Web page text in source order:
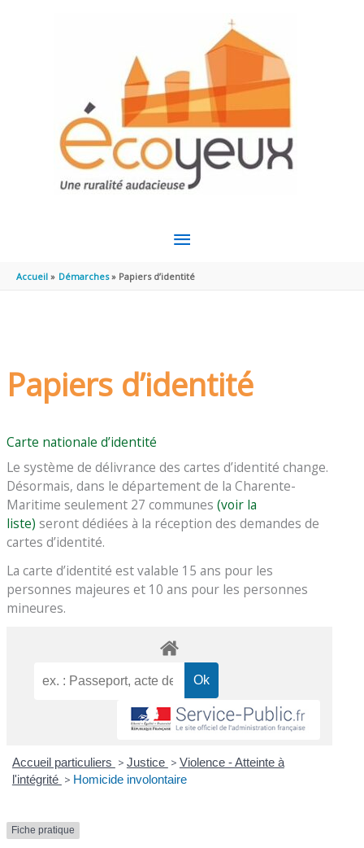
MENU
PRINCIPAL
Accueil Démarches Papiers d’identité
Papiers d’identité
Carte nationale d’identité
Le système de délivrance des cartes d’identité change.
Désormais, dans le département de la Charente-
Maritime seulement 27 communes(voir la
liste) seront dédiées à la réception des demandes de
cartes d’identité.
La carte d’identité est valable 15 ans pour les
personnes majeures et 10 ans pour les personnes
mineures.
Accueil particuliers > Justice > Violence - Atteinte à
l'intégrité > Homicide involontaire
Fiche pratique